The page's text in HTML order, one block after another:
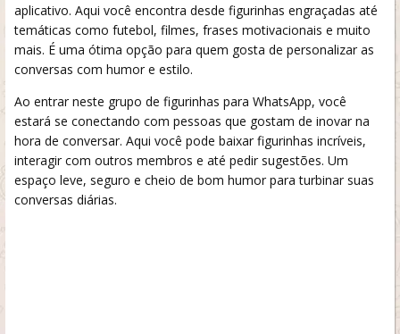
aplicativo. Aqui você encontra desde figurinhas engraçadas até
temáticas como futebol, filmes, frases motivacionais e muito
mais. É uma ótima opção para quem gosta de personalizar as
conversas com humor e estilo.
Ao entrar neste grupo de figurinhas para WhatsApp, você
estará se conectando com pessoas que gostam de inovar na
hora de conversar. Aqui você pode baixar figurinhas incríveis,
interagir com outros membros e até pedir sugestões. Um
espaço leve, seguro e cheio de bom humor para turbinar suas
conversas diárias.